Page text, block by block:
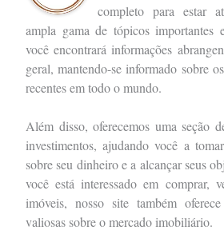
completo para estar
ampla gama de tópicos importantes
você encontrará informações
geral, mantendo-se informado sobre
recentes em todo o mundo.
Além disso, oferecemos uma seção
investimentos, ajudando você a
sobre seu dinheiro e a alcançar seus
você está interessado em comprar,
imóveis, nosso site também
valiosas sobre o mercado imobiliário.